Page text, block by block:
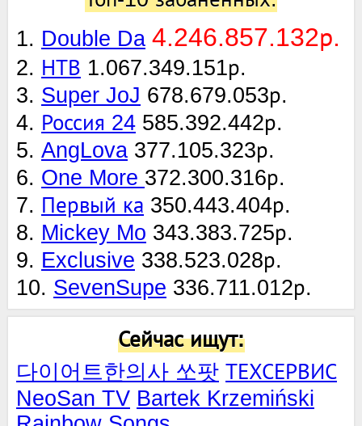
1. Double Da 4.246.857.132р.
2. НТВ 1.067.349.151р.
3. Super JoJ 678.679.053р.
4. Россия 24 585.392.442р.
5. AngLova 377.105.323р.
6. One More372.300.316р.
7. Первый ка 350.443.404р.
8. Mickey Mo 343.383.725р.
9. Exclusive 338.523.028р.
10. SevenSupe 336.711.012р.
Сейчас ищут:
다이어트한의사 쏘팟 ТЕХСЕРВИС
NeoSan TV Bartek Krzemiński